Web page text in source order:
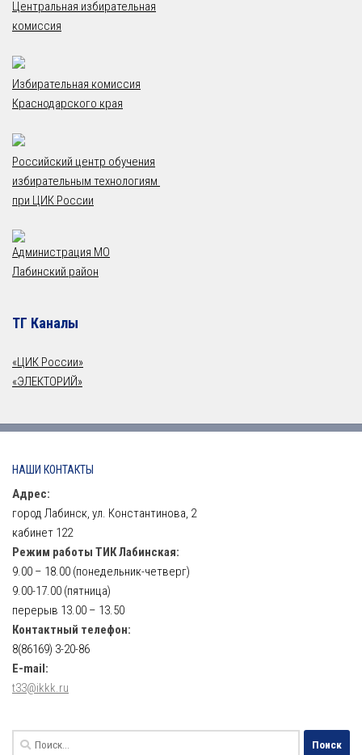
Центральная избирательная
комиссия
Избирательная комиссия
Краснодарского края
Российский центр обучения
избирательным технологиям
при ЦИК России
Администрация МО
Лабинский район
ТГ Каналы
«ЦИК России»
«ЭЛЕКТОРИЙ»
НАШИ КОНТАКТЫ
Адрес:
город Лабинск, ул. Константинова, 2
кабинет 122
Режим работы ТИК Лабинская:
9.00 – 18.00 (понедельник-четверг)
9.00-17.00 (пятница)
перерыв 13.00 – 13.50
Контактный телефон:
8(86169) 3-20-86
E-mail:
t33@ikkk.ru
Найти: